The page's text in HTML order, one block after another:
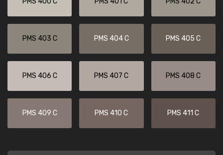
PMS 403 C PMS 404 C PMS 405 C
PMS 406 C PMS 407 C PMS 408 C
PMS 409 C PMS 410 C PMS 411 C